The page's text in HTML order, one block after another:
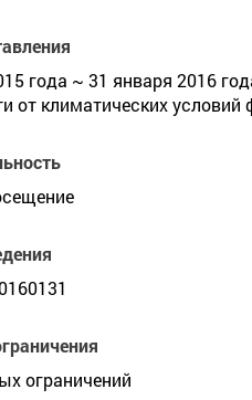
года ~ 31 января 2016
от климатических
ограничений